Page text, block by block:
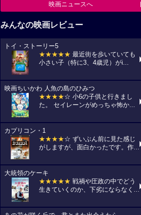
映画ニュースへ
みんなの映画レビュー
トイ・ストーリー5
★★★★★ 最近街を歩いていても
小さい子（特に3、4歳児）がi...
映画ちいかわ 人魚の島のひみつ
★★★★☆ 小6の子供と行きまし
た。 セイレーンがめっちゃ怖か...
カプリコン・1
★★★★☆ ずいぶん前に見た感じ
がしますが、面白かったです。作...
大統領のケーキ
★★★★★ 戦禍や圧政の中でどう
生きていくのか、下劣にならなく...